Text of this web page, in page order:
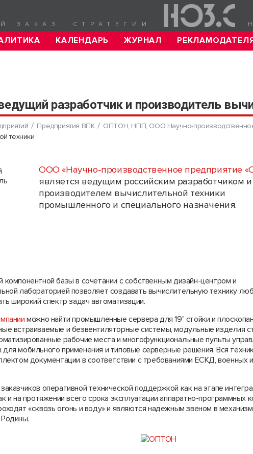
ЗАКАЗ. СТРАТЕГИИ
КАЛЕНДАРЬ ЖУРНАЛ
разработчик и производитель
Предприятия ВПК ОПТОН, НПП, ООО Научно-
техники
ООО «Научно-производственное предприятие
является ведущим российским разработчиком и
производителем вычислительной техники
промышленного и специального назначения.
компонентной базы в сочетании с собственным дизайн-центром и
лабораторией позволяет создавать вычислительную технику
широкий спектр задач автоматизации.
можно найти промышленные сервера для 19" стойки и
встраиваемые и безвентиляторные системы, модульные изделия
рабочие места и многофункциональные пульты
мобильного применения и типовые серверные решения. Вся
документации в соответствии с требованиями ЕСКД, военных и
оперативной технической поддержкой как на этапе
и на протяжении всего срока эксплуатации аппаратно-программных
«сквозь огонь и воду» и являются надежным звеном в